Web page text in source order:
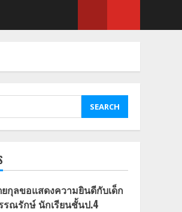
ยกุลขอแสดงความยินดีกับเด็ก
รณรักษ์ นักเรียนชั้นป.4